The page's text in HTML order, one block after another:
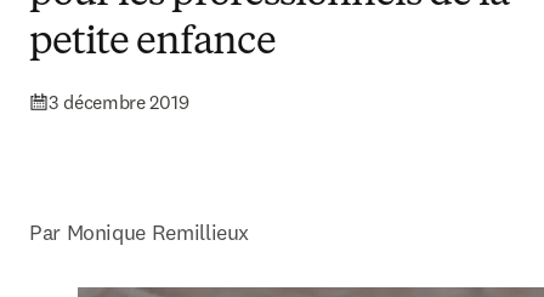
petite enfance
3 décembre 2019
Par Monique Remillieux